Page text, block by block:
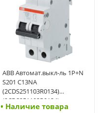
ABB Автомат.выкл-ль 1P+N
S201 C13NA
(2CDS251103R0134)
(2CDS251103R0134)
• Наличие товара